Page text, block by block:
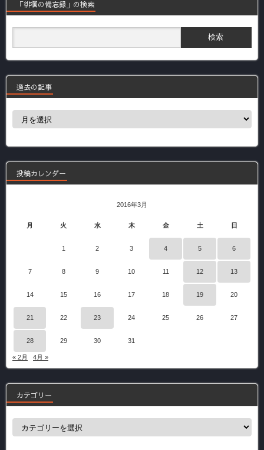
「徘徊の備忘録」の検索
過去の記事
過
事
投稿カレンダー
2016年3月
月 火 水 木 金 土 日
1 2 3 4 5 6
7 8 9 10 11 12 13
14 15 16 17 18 19 20
21 22 23 24 25 26 27
28 29 30 31
« 2月 4月 »
カテゴリー
カ